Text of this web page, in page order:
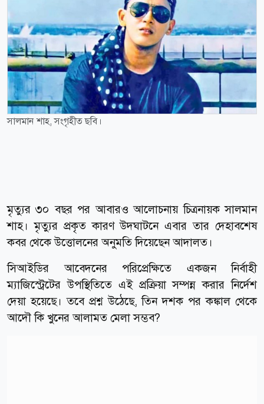
সালমান শাহ, সংগৃহীত ছবি।
মৃত্যুর ৩০ বছর পর আবারও আলোচনায় চিত্রনায়ক সালমান
শাহ। মৃত্যুর প্রকৃত কারণ উদঘাটনে এবার তার দেহাবশেষ
কবর থেকে উত্তোলনের অনুমতি দিয়েছেন আদালত।
সিআইডির আবেদনের পরিপ্রেক্ষিতে একজন নির্বাহী
ম্যাজিস্ট্রেটের উপস্থিতিতে এই প্রক্রিয়া সম্পন্ন করার নির্দেশ
দেয়া হয়েছে। তবে প্রশ্ন উঠেছে, তিন দশক পর কঙ্কাল থেকে
আদৌ কি খুনের আলামত মেলা সম্ভব?